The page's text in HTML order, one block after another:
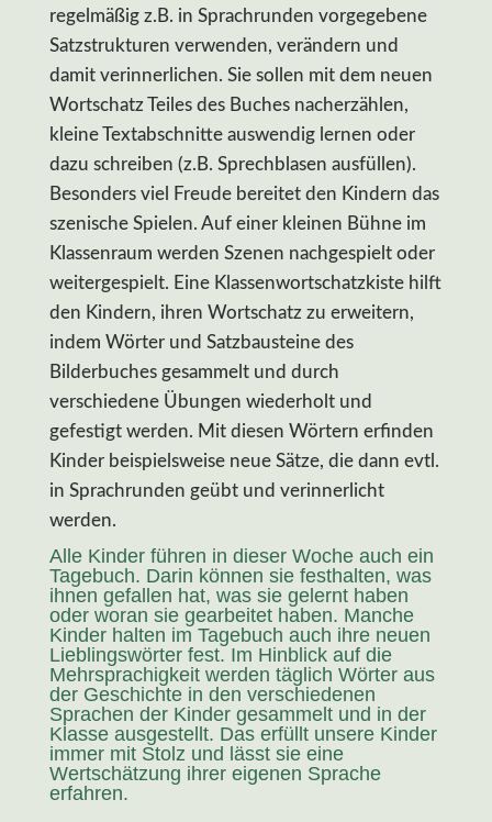
regelmäßig z.B. in Sprachrunden vorgegebene
Satzstrukturen verwenden, verändern und
damit verinnerlichen. Sie sollen mit dem neuen
Wortschatz Teiles des Buches nacherzählen,
kleine Textabschnitte auswendig lernen oder
dazu schreiben (z.B. Sprechblasen ausfüllen).
Besonders viel Freude bereitet den Kindern das
szenische Spielen. Auf einer kleinen Bühne im
Klassenraum werden Szenen nachgespielt oder
weitergespielt. Eine Klassenwortschatzkiste hilft
den Kindern, ihren Wortschatz zu erweitern,
indem Wörter und Satzbausteine des
Bilderbuches gesammelt und durch
verschiedene Übungen wiederholt und
gefestigt werden. Mit diesen Wörtern erfinden
Kinder beispielsweise neue Sätze, die dann evtl.
in Sprachrunden geübt und verinnerlicht
werden.
Alle Kinder führen in dieser Woche auch ein
Tagebuch. Darin können sie festhalten, was
ihnen gefallen hat, was sie gelernt haben
oder woran sie gearbeitet haben. Manche
Kinder halten im Tagebuch auch ihre neuen
Lieblingswörter fest. Im Hinblick auf die
Mehrsprachigkeit werden täglich Wörter aus
der Geschichte in den verschiedenen
Sprachen der Kinder gesammelt und in der
Klasse ausgestellt. Das erfüllt unsere Kinder
immer mit Stolz und lässt sie eine
Wertschätzung ihrer eigenen Sprache
erfahren.